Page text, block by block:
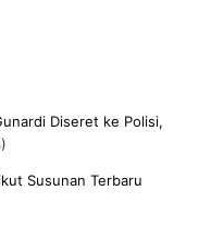
Diseret ke Polisi,
Susunan Terbaru